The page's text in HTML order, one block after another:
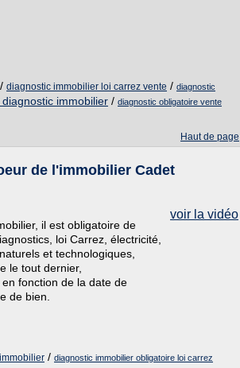
/ diagnostic immobilier loi carrez vente / diagnostic
immobilier / diagnostic obligatoire vente
Haut de page
de l'immobilier Cadet
voir la vidéo
il est obligatoire de
loi Carrez, électricité,
et technologiques,
le tout dernier,
fonction de la date de
de bien.
/ diagnostic immobilier obligatoire loi carrez